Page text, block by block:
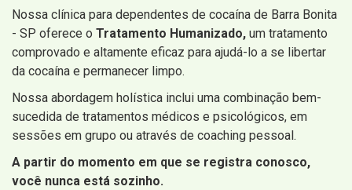
Nossa clínica para dependentes de cocaína de Barra Bonita
- SP oferece o Tratamento Humanizado, um tratamento
comprovado e altamente eficaz para ajudá-lo a se libertar
da cocaína e permanecer limpo.
Nossa abordagem holística inclui uma combinação bem-
sucedida de tratamentos médicos e psicológicos, em
sessões em grupo ou através de coaching pessoal.
A partir do momento em que se registra conosco,
você nunca está sozinho.